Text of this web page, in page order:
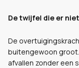
De twijfel die er
De
buitengewoon
afvallen zonder een